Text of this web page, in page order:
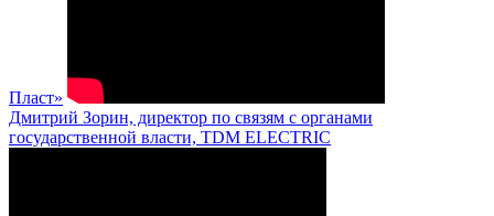
Пласт»
Дмитрий Зорин, директор по связям с органами
государственной власти, TDM ELECTRIC